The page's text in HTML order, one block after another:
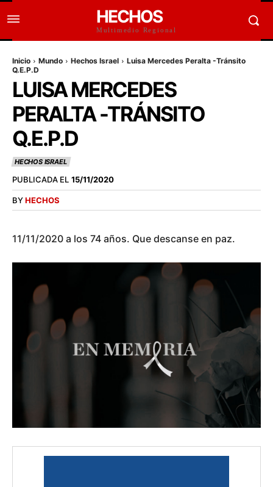
HECHOS
Multimedio Regional
Inicio Mundo Hechos Israel
Luisa Mercedes Peralta -Tránsito
Q.E.P.D
LUISA MERCEDES
PERALTA -TRÁNSITO
Q.E.P.D
HECHOS ISRAEL
PUBLICADA EL 15/11/2020
BYHECHOS
11/11/2020 a los 74 años. Que descanse en paz.